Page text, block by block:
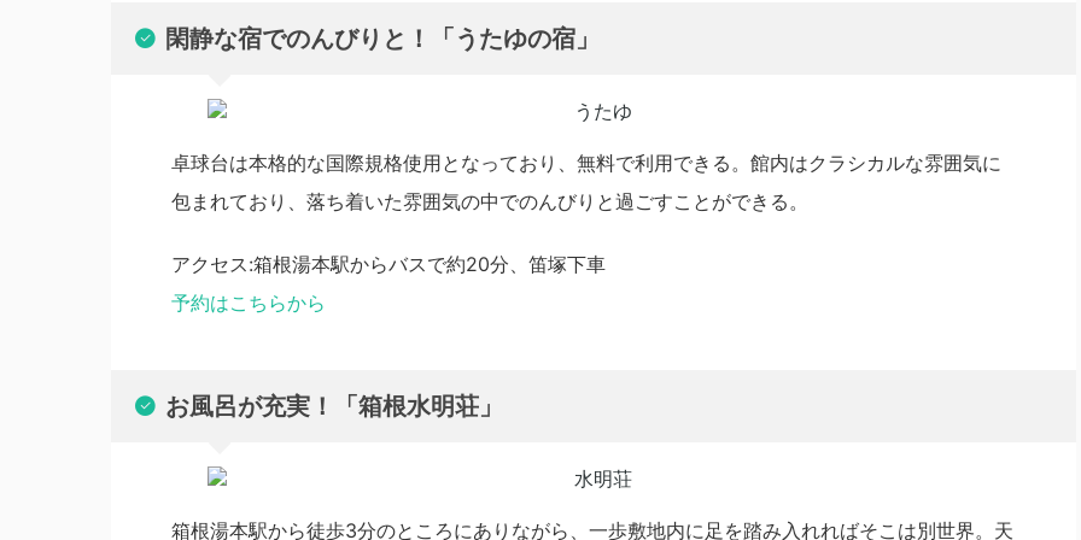
閑静な宿でのんびりと！「うたゆの宿」
卓球台は本格的な国際規格使用となっており、無料で利用できる。館内はクラシカルな雰囲気に
包まれており、落ち着いた雰囲気の中でのんびりと過ごすことができる。
アクセス:箱根湯本駅からバスで約20分、笛塚下車
予約はこちらから
お風呂が充実！「箱根水明荘」
箱根湯本駅から徒歩3分のところにありながら、一歩敷地内に足を踏み入れればそこは別世界。天